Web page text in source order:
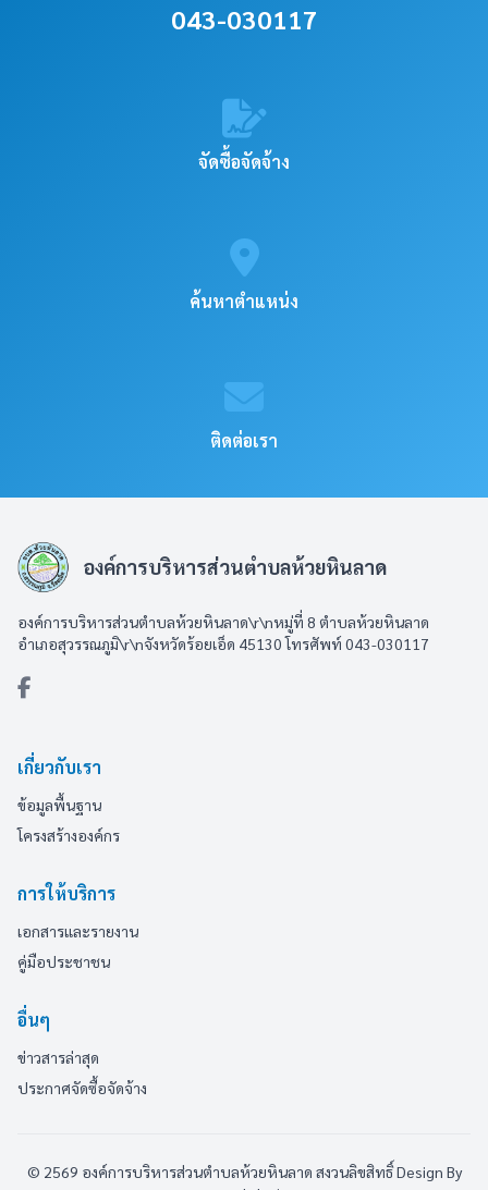
043-030117
จัดซื้อจัดจ้าง
ค้นหาตำแหน่ง
ติดต่อเรา
องค์การบริหารส่วนตำบลห้วยหินลาด
องค์การบริหารส่วนตำบลห้วยหินลาด\r\nหมู่ที่ 8 ตำบลห้วยหินลาด
อำเภอสุวรรณภูมิ\r\nจังหวัดร้อยเอ็ด 45130 โทรศัพท์ 043-030117
เกี่ยวกับเรา
ข้อมูลพื้นฐาน
โครงสร้างองค์กร
การให้บริการ
เอกสารและรายงาน
คู่มือประชาชน
อื่นๆ
ข่าวสารล่าสุด
ประกาศจัดซื้อจัดจ้าง
© 2569 องค์การบริหารส่วนตำบลห้วยหินลาด สงวนลิขสิทธิ์Design By